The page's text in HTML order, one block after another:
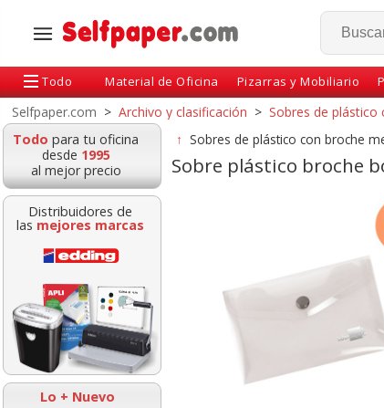
Todo Material de Oficina Pizarras y Mobiliario
Selfpaper.com > Archivo y clasificación > Sobres de
Todo para tu oficina
desde 1995
al mejor precio
Distribuidores de
las mejores marcas
Lo + Nuevo
↑ Sobres de plástico con broche
Sobre plástico broche
de Plastico
Din A4
10+2 Gratis
Sobres plástico broche
botón A4 Multitaladro
Pack 5 Colores
Sobre
botón